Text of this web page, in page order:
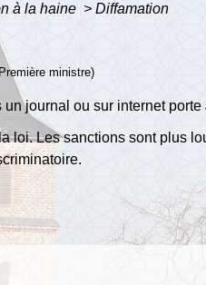
à la haine > Diffamation
ministre)
un journal ou sur internet porte
loi. Les sanctions sont plus